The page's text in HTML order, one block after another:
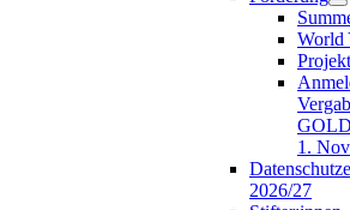
World
1.
2026/27